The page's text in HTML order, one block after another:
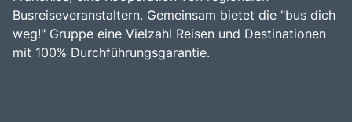
Busreiseveranstaltern. Gemeinsam bietet die "bus dich
weg!" Gruppe eine Vielzahl Reisen und Destinationen
mit 100% Durchführungsgarantie.